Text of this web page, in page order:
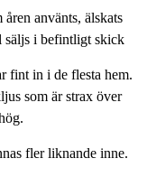
använts, älskats
säljs i befintligt skick
fint in i de flesta hem.
som är strax över
fler liknande inne.